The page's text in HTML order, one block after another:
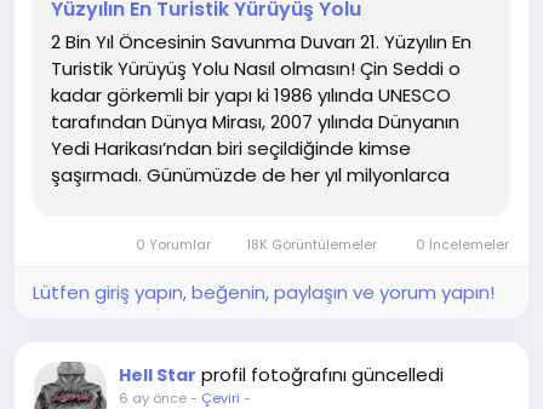
Yüzyılın En Turistik Yürüyüş Yolu
2 Bin Yıl Öncesinin Savunma Duvarı 21. Yüzyılın En
Turistik Yürüyüş Yolu Nasıl olmasın! Çin Seddi o
kadar görkemli bir yapı ki 1986 yılında UNESCO
tarafından Dünya Mirası, 2007 yılında Dünyanın
Yedi Harikası’ndan biri seçildiğinde kimse
şaşırmadı. Günümüzde de her yıl milyonlarca
0 Yorumlar 18K Görüntülemeler 0 İncelemeler
Lütfen giriş yapın, beğenin, paylaşın ve yorum yapın!
Hell Star profil fotoğrafını güncelledi
6 ay önce- Çeviri -